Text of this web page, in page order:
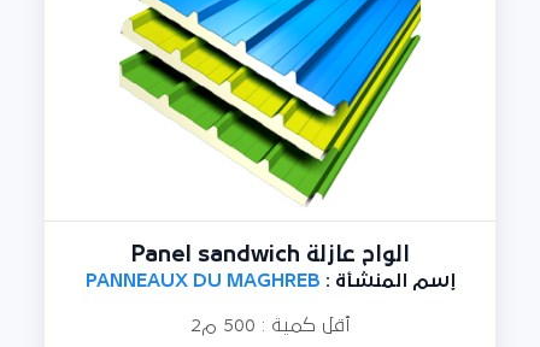
الواح عازلة Panel sandwich
إسم المنشأة :
أقل كمية : 500 م2